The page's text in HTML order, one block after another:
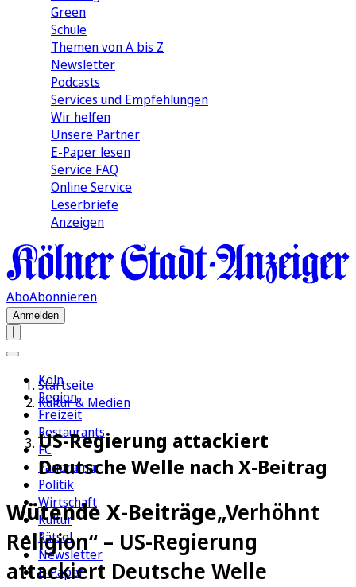
Green
Schule
Themen von A bis Z
Newsletter
Podcasts
Services und Empfehlungen
Wir helfen
Unsere Partner
E-Paper lesen
Service FAQ
Online Service
Leserbriefe
Anzeigen
AboAbonnieren
Anmelden
Köln
Region
Freizeit
Restaurants
FC
Panorama
Politik
Wirtschaft
Kultur
Rätsel
Newsletter
E-Paper
Startseite
Kultur & Medien
US-Regierung attackiert
Deutsche Welle nach X-Beitrag
Wütende X-Beiträge„Verhöhnt
Religion“ – US-Regierung
attackiert Deutsche Welle